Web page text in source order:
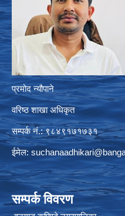
प्रमोद न्यौपाने
वरिष्ठ शाखा अधिकृत
सम्पर्क नं.: ९८४९१७१७३१
ईमेल:
सम्पर्क विवरण